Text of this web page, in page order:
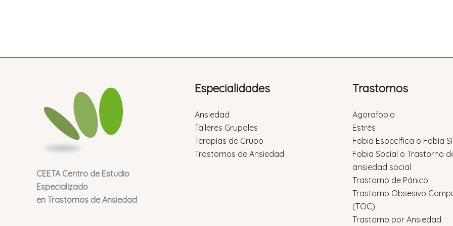
CEETA Centro de Estudio
Especializado
en Trastornos de Ansiedad
Especialidades
Ansiedad
Talleres Grupales
Terapias de Grupo
Trastornos de Ansiedad
Trastornos
Agorafobia
Estrés
Fobia Específica o Fobia
Fobia Social o Trastorno
ansiedad social
Trastorno de Pánico
Trastorno Obsesivo
(TOC)
Trastorno por Ansiedad